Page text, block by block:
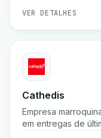
VER DETALHES
Cathedis
Empresa
em entregas de